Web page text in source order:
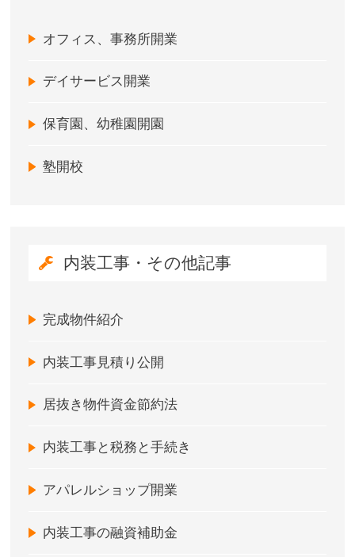
オフィス、事務所開業
デイサービス開業
保育園、幼稚園開園
塾開校
内装工事・その他記事
完成物件紹介
内装工事見積り公開
居抜き物件資金節約法
内装工事と税務と手続き
アパレルショップ開業
内装工事の融資補助金